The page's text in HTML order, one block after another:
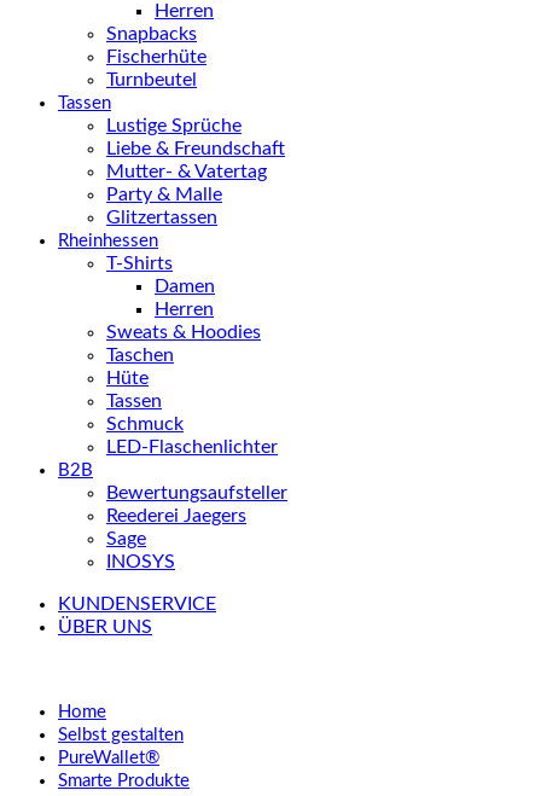
Herren
Snapbacks
Fischerhüte
Turnbeutel
Tassen
Lustige Sprüche
Liebe & Freundschaft
Mutter- & Vatertag
Party & Malle
Glitzertassen
Rheinhessen
T-Shirts
Damen
Herren
Sweats & Hoodies
Taschen
Hüte
Tassen
Schmuck
LED-Flaschenlichter
B2B
Bewertungsaufsteller
Reederei Jaegers
Sage
INOSYS
KUNDENSERVICE
ÜBER UNS
Home
Selbst gestalten
PureWallet®
Smarte Produkte